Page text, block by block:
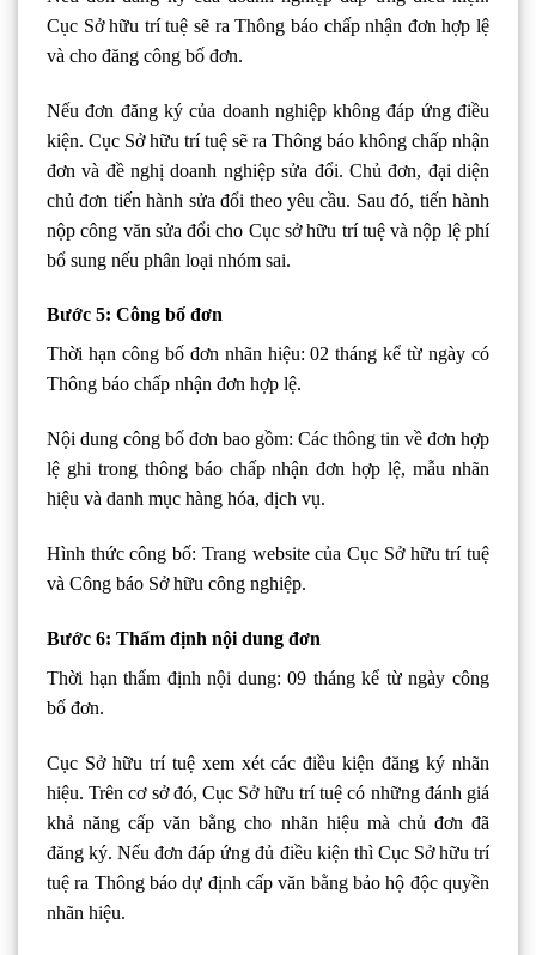
Cục Sở hữu trí tuệ sẽ ra Thông báo chấp nhận đơn hợp lệ
và cho đăng công bố đơn.
Nếu đơn đăng ký của doanh nghiệp không đáp ứng điều
kiện. Cục Sở hữu trí tuệ sẽ ra Thông báo không chấp nhận
đơn và đề nghị doanh nghiệp sửa đổi. Chủ đơn, đại diện
chủ đơn tiến hành sửa đổi theo yêu cầu. Sau đó, tiến hành
nộp công văn sửa đổi cho Cục sở hữu trí tuệ và nộp lệ phí
bổ sung nếu phân loại nhóm sai.
Bước 5: Công bố đơn
Thời hạn công bố đơn nhãn hiệu: 02 tháng kể từ ngày có
Thông báo chấp nhận đơn hợp lệ.
Nội dung công bố đơn bao gồm: Các thông tin về đơn hợp
lệ ghi trong thông báo chấp nhận đơn hợp lệ, mẫu nhãn
hiệu và danh mục hàng hóa, dịch vụ.
Hình thức công bố: Trang website của Cục Sở hữu trí tuệ
và Công báo Sở hữu công nghiệp.
Bước 6: Thẩm định nội dung đơn
Thời hạn thẩm định nội dung: 09 tháng kể từ ngày công
bố đơn.
Cục Sở hữu trí tuệ xem xét các điều kiện đăng ký nhãn
hiệu. Trên cơ sở đó, Cục Sở hữu trí tuệ có những đánh giá
khả năng cấp văn bằng cho nhãn hiệu mà chủ đơn đã
đăng ký. Nếu đơn đáp ứng đủ điều kiện thì Cục Sở hữu trí
tuệ ra Thông báo dự định cấp văn bằng bảo hộ độc quyền
nhãn hiệu.